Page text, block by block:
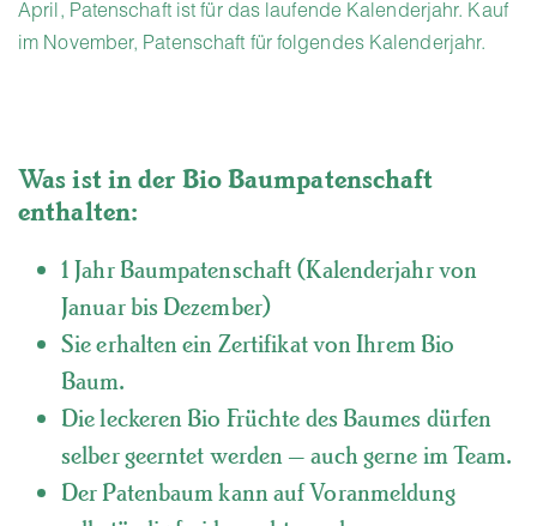
April, Patenschaft ist für das laufende Kalenderjahr. Kauf
im November, Patenschaft für folgendes Kalenderjahr.
Was ist in der Bio Baumpatenschaft
enthalten:
1 Jahr Baumpatenschaft (Kalenderjahr von
Januar bis Dezember)
Sie erhalten ein Zertifikat von Ihrem Bio
Baum.
Die leckeren Bio Früchte des Baumes dürfen
selber geerntet werden – auch gerne im Team.
Der Patenbaum kann auf Voranmeldung